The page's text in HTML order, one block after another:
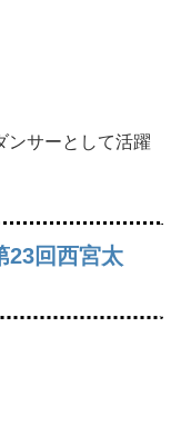
ンサーとして活躍
23回西宮太